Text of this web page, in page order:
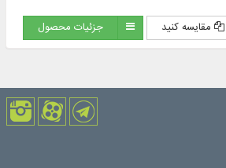
مقایسه کنید جزئیات محصول